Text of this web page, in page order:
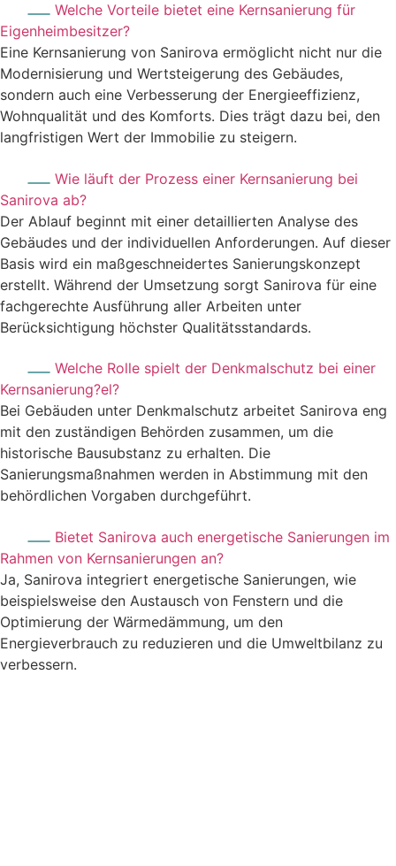
Welche Vorteile bietet eine Kernsanierung für
Eigenheimbesitzer?
Eine Kernsanierung von Sanirova ermöglicht nicht nur die
Modernisierung und Wertsteigerung des Gebäudes,
sondern auch eine Verbesserung der Energieeffizienz,
Wohnqualität und des Komforts. Dies trägt dazu bei, den
langfristigen Wert der Immobilie zu steigern.
Wie läuft der Prozess einer Kernsanierung bei
Sanirova ab?
Der Ablauf beginnt mit einer detaillierten Analyse des
Gebäudes und der individuellen Anforderungen. Auf dieser
Basis wird ein maßgeschneidertes Sanierungskonzept
erstellt. Während der Umsetzung sorgt Sanirova für eine
fachgerechte Ausführung aller Arbeiten unter
Berücksichtigung höchster Qualitätsstandards.
Welche Rolle spielt der Denkmalschutz bei einer
Kernsanierung?el?
Bei Gebäuden unter Denkmalschutz arbeitet Sanirova eng
mit den zuständigen Behörden zusammen, um die
historische Bausubstanz zu erhalten. Die
Sanierungsmaßnahmen werden in Abstimmung mit den
behördlichen Vorgaben durchgeführt.
Bietet Sanirova auch energetische Sanierungen im
Rahmen von Kernsanierungen an?
Ja, Sanirova integriert energetische Sanierungen, wie
beispielsweise den Austausch von Fenstern und die
Optimierung der Wärmedämmung, um den
Energieverbrauch zu reduzieren und die Umweltbilanz zu
verbessern.